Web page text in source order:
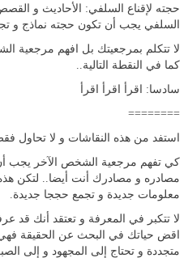
حجته لإقناع السلفي: الأحاديث و القصص
السلفي يجب أن تكون حجته نماذج و
لا تتكلم بمرجعيتك بل افهم مرجعية
كما في النقطة التالية..
سادسا: اقرأ اقرأ اقرأ
========
استفد من هذه النقاشات و لا تحاول
كي تفهم مرجعية الشخص الآخر يجب
مصادره و مصادرك أنت أيضا.. لتكن
معلومات جديدة و تجمع حججا جديدة.
لا تتكبر في المعرفة و تعتقد أنك
اقض حياتك في البحث عن الحقيقة فهي
متجددة و تحتاج إلى المجهود و إلى